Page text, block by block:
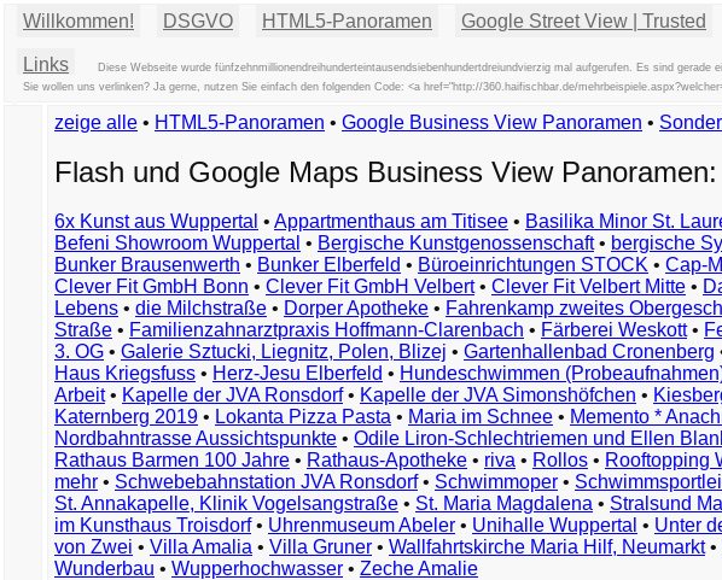
Willkommen! DSGVO HTML5-Panoramen Google Street View | Trusted
Links
Diese Webseite wurde fünfzehnmillionendreihunderteintausendsiebenhundertdreiundvierzig mal aufgerufen. Es sind gerade
Sie wollen uns verlinken? Ja gerne, nutzen Sie einfach den folgenden Code: <a href="http://360.haifischbar.de/
示
例
例
예
zeige alle • HTML5-Panoramen • Google Business View Panoramen •
Flash und Google Maps Business View Panoramen:
6x Kunst aus Wuppertal • Appartmenthaus am Titisee • Basilika Minor St.
Befeni Showroom Wuppertal • Bergische Kunstgenossenschaft• bergische
Bunker Brausenwerth • Bunker Elberfeld • Büroeinrichtungen STOCK • Cap-
Clever Fit GmbH Bonn • Clever Fit GmbH Velbert• Clever Fit Velbert Mitte •
Lebens • die Milchstraße • Dorper Apotheke • Fahrenkamp zweites
Straße • Familienzahnarztpraxis Hoffmann-Clarenbach • Färberei Weskott•
3. OG • Galerie Sztucki, Liegnitz, Polen, Blizej • Gartenhallenbad Cronenberg
Haus Kriegsfuss • Herz-Jesu Elberfeld • Hundeschwimmen
Arbeit• Kapelle der JVA Ronsdorf• Kapelle der JVA Simonshöfchen •
Katernberg 2019 • Lokanta Pizza Pasta • Maria im Schnee • Memento *
Nordbahntrasse Aussichtspunkte • Odile Liron-Schlechtriemen und Ellen
Rathaus Barmen 100 Jahre • Rathaus-Apotheke • riva • Rollos • Rooftopping
mehr • Schwebebahnstation JVA Ronsdorf• Schwimmoper •
St. Annakapelle, Klinik Vogelsangstraße • St. Maria Magdalena • Stralsund
im Kunsthaus Troisdorf• Uhrenmuseum Abeler • Unihalle Wuppertal • Unter
von Zwei • Villa Amalia • Villa Gruner • Wallfahrtskirche Maria Hilf, Neumarkt•
Wunderbau • Wupperhochwasser • Zeche Amalie